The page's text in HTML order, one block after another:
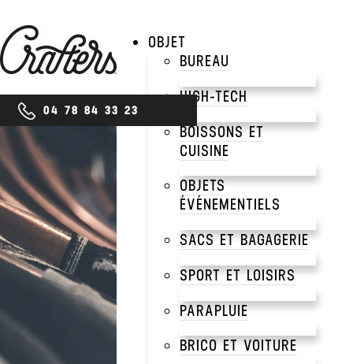
04 78 84 33 23
OBJET
BUREAU
HIGH-TECH
BOISSONS ET
CUISINE
OBJETS
ÉVÉNEMENTIELS
SACS ET BAGAGERIE
SPORT ET LOISIRS
PARAPLUIE
BRICO ET VOITURE
PRODUITS